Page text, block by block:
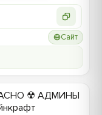
Сайт
☢ АДМИНЫ